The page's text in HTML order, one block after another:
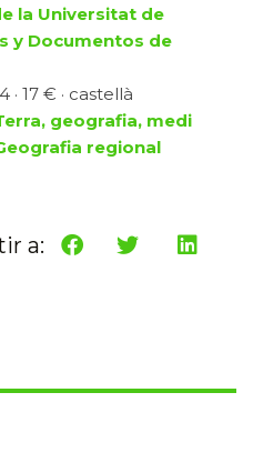
la Universitat de
y Documentos de
· 17 € · castellà
geografia, medi
regional
a: